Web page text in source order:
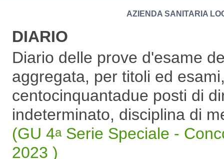
AZIENDA SANITARIA
DIARIO
Diario delle prove d'esame
aggregata, per titoli ed
centocinquantadue posti di
indeterminato, disciplina di
(GU 4aSerie Speciale -
2023 )